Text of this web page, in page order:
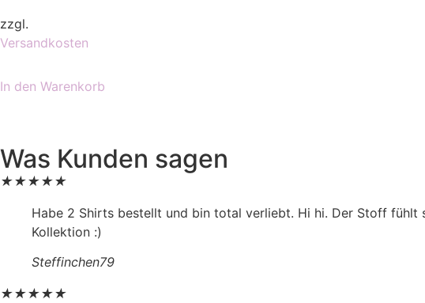
zzgl.
Versandkosten
In den Warenkorb
Was Kunden sagen
★★★★★
Habe 2 Shirts bestellt und bin total verliebt. Hi hi. Der Stoff fühlt
Kollektion :)
Steffinchen79
★★★★★